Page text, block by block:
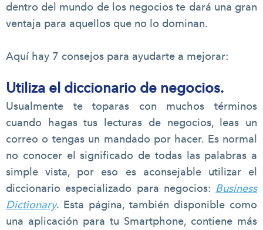
dentro del mundo de los negocios te dará una gran
ventaja para aquellos que no lo dominan.
Aquí hay 7 consejos para ayudarte a mejorar:
Utiliza el diccionario de negocios.
Usualmente te toparas con muchos términos
cuando hagas tus lecturas de negocios, leas un
correo o tengas un mandado por hacer. Es normal
no conocer el significado de todas las palabras a
simple vista, por eso es aconsejable utilizar el
diccionario especializado para negocios: Business
Dictionary. Esta página, también disponible como
una aplicación para tu Smartphone, contiene más